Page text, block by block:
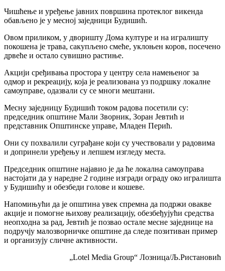
Чишћење и уређење јавних површина протеклог викенда
обављено је у месној заједници Будишић.
Овом приликом, у дворишту Дома културе и на игралишту
покошена је трава, сакупљено смеће, уклоњен коров, посечено
дрвеће и остало сувишно растиње.
Акцији сређивања простора у центру села намењеног за
одмор и рекреацију, која је реализована уз подршку локалне
самоуправе, одазвали су се многи мештани.
Месну заједницу Будишић током радова посетили су:
председник општине Мали Зворник, Зоран Јевтић и
представник Општинске управе, Младен Перић.
Они су похвалили суграђане који су учествовали у радовима
и допринели уређењу и лепшем изгледу места.
Председник општине најавио је да ће локална самоуправа
настојати да у наредне 2 године изгради ограду око игралишта
у Будишићу и обезбеди голове и кошеве.
Напомињући да је општина увек спремна да подржи овакве
акције и помогне њихову реализацију, обезбеђујући средства
неопходна за рад, Јевтић је позвао остале месне заједнице на
подручју малозворничке општине да следе позитиван пример
и организују сличне активности.
„Lotel Media Group“ Лозница/Љ.Ристановић